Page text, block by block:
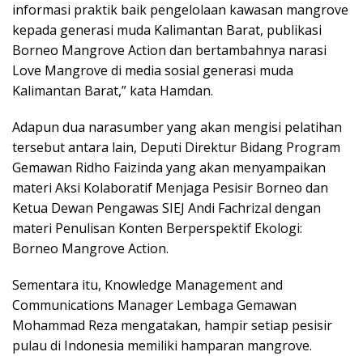
informasi praktik baik pengelolaan kawasan mangrove
kepada generasi muda Kalimantan Barat, publikasi
Borneo Mangrove Action dan bertambahnya narasi
Love Mangrove di media sosial generasi muda
Kalimantan Barat,” kata Hamdan.
Adapun dua narasumber yang akan mengisi pelatihan
tersebut antara lain, Deputi Direktur Bidang Program
Gemawan Ridho Faizinda yang akan menyampaikan
materi Aksi Kolaboratif Menjaga Pesisir Borneo dan
Ketua Dewan Pengawas SIEJ Andi Fachrizal dengan
materi Penulisan Konten Berperspektif Ekologi:
Borneo Mangrove Action.
Sementara itu, Knowledge Management and
Communications Manager Lembaga Gemawan
Mohammad Reza mengatakan, hampir setiap pesisir
pulau di Indonesia memiliki hamparan mangrove.